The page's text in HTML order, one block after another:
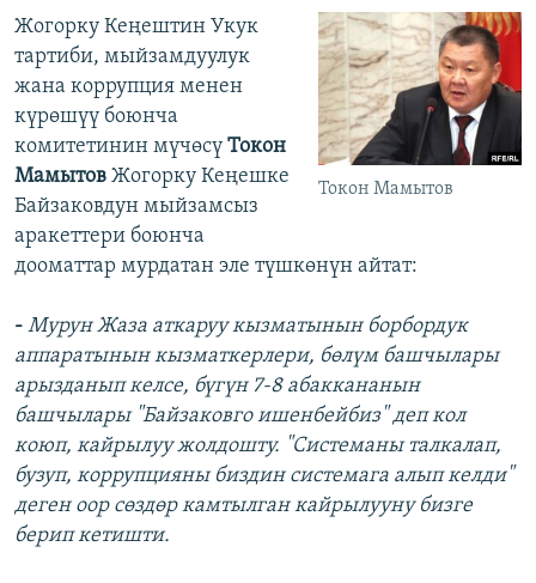
Токон Мамытов
Жогорку Кеңештин Укук
тартиби, мыйзамдуулук
жана коррупция менен
күрөшүү боюнча
комитетинин мүчөсү Токон
Мамытов Жогорку Кеңешке
Байзаковдун мыйзамсыз
аракеттери боюнча
дооматтар мурдатан эле түшкөнүн айтат:
- Мурун Жаза аткаруу кызматынын борбордук
аппаратынын кызматкерлери, бөлүм башчылары
арызданып келсе, бүгүн 7-8 абаккананын
башчылары "Байзаковго ишенбейбиз" деп кол
коюп, кайрылуу жолдошту. "Системаны талкалап,
бузуп, коррупцияны биздин системага алып келди"
деген оор сөздөр камтылган кайрылууну бизге
берип кетишти.